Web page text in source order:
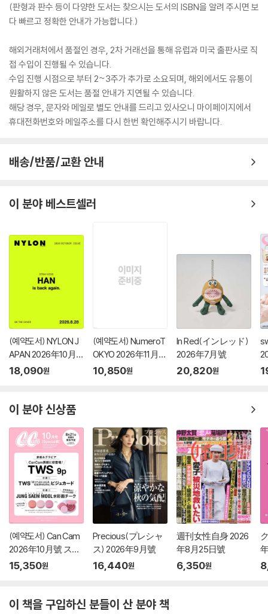
(판형과 판수 등이 다양한 도서는 찾으시는 도서의 ISBN을 알려 주시면 보
다 빠르고 정확한 안내가 가능합니다.)
해외거래처에서 품절인 경우, 2차 거래선을 통해 유럽과 미국 출판사로 직
접 수입이 진행될 수 있습니다.
수입 진행 시점으로 부터 2~3주가 추가로 소요되며, 해외에서도 유통이
원활하지 않은 도서는 품절 안내가 지연될 수 있습니다.
해당 경우, 문자와 메일로 별도 안내를 드리고 있사오니 마이페이지에서
휴대전화번호와 메일주소를 다시 한번 확인해주시기 바랍니다.
배송/반품/교환 안내
이 분야 베스트셀러
(예약도서) NYLON J
APAN 2026年10月
號 HAN (Stray Kids)
18,090원
(예약도서) NumeroT
OKYO 2026年11月號
增刊 Lee Know (Str
10,850원
In Red(インレッド)
2026年7月號
20,820원
이 분야 신상품
(예약도서) Can Cam
2026年10月號 スペ
シャル版 (TWS)
15,350원
Precious(プレシャ
ス) 2026年9月號
16,440원
週刊女性自身 2026
年8月25日號
6,350원
이 책을 구입하신 분들이 산 분야 책